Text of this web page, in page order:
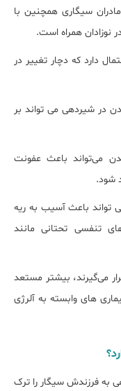
سیگاری همچنین با
نوزادان همراه است.
دارد که دچار تغییر در
در شیردهی می تواند بر
می‌تواند باعث عفونت
شود.
باعث آسیب به ریه
تنفسی تحتانی مانند
می‌گیرند، بیشتر مستعد
های وابسته به آلرژی
به فرزندش سیگار را ترک